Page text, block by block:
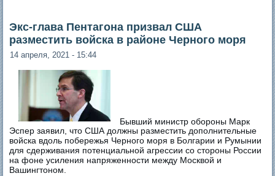
Экс-глава Пентагона призвал США
разместить войска в районе Черного моря
14 апреля, 2021 - 15:44
Бывший министр обороны Марк
Эспер заявил, что США должны разместить дополнительные
войска вдоль побережья Черного моря в Болгарии и Румынии
для сдерживания потенциальной агрессии со стороны России
на фоне усиления напряженности между Москвой и
Вашингтоном.